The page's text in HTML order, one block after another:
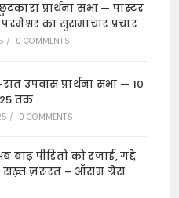
प्रार्थना सभा — पास्टर
का सुसमाचार प्रचार
/ 0 COMMENTS
उपवास प्रार्थना सभा — 10
तक
/ 0 COMMENTS
पीड़ितों को रजाई, गद्दे
सख़्त ज़रूरत – ऑसम ग्रेस